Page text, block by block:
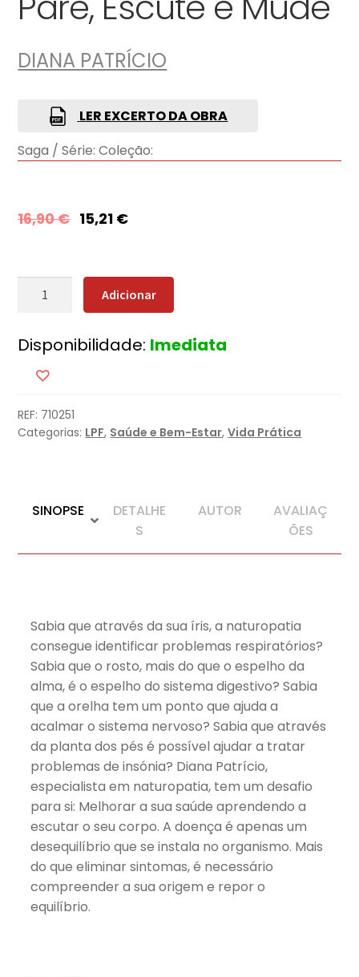
DIANA PATRÍCIO
LER EXCERTO DA OBRA
Saga / Série: Coleção:
16,90€ 15,21 €
Quantidade
Escute
Mude
Adicionar
Disponibilidade: Imediata
REF: 710251
Categorias: LPF, Saúde e Bem-Estar,Vida Prática
SINOPSE
DETALHE
S
AUTOR
AVALIAÇ
ÕES
Sabia que através da sua íris, a naturopatia
consegue identificar problemas respiratórios?
Sabia que o rosto, mais do que o espelho da
alma, é o espelho do sistema digestivo? Sabia
que a orelha tem um ponto que ajuda a
acalmar o sistema nervoso? Sabia que através
da planta dos pés é possível ajudar a tratar
problemas de insónia? Diana Patrício,
especialista em naturopatia, tem um desafio
para si: Melhorar a sua saúde aprendendo a
escutar o seu corpo. A doença é apenas um
desequilíbrio que se instala no organismo. Mais
do que eliminar sintomas, é necessário
compreender a sua origem e repor o
equilíbrio.